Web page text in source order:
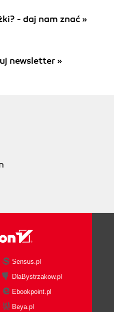
- daj nam znać »
newsletter »
Sensus.pl
DlaBystrzakow.pl
Ebookpoint.pl
Beya.pl